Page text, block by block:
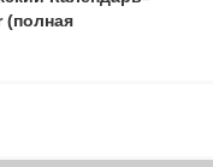
(полная